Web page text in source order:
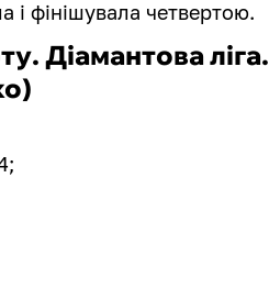
і фінішувала четвертою.
Діамантова ліга.